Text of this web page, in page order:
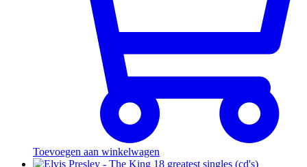
Toevoegen aan winkelwagen